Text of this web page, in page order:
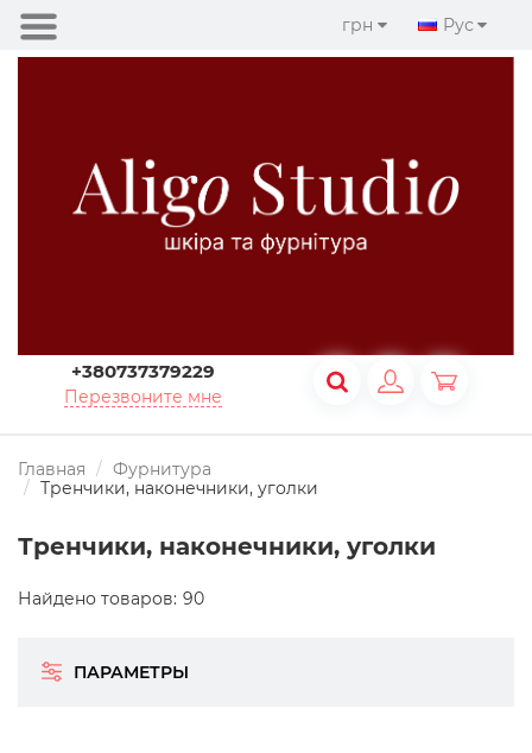
грн Рус
+380737379229
Перезвоните мне
Главная
Фурнитура
Тренчики, наконечники, уголки
Тренчики, наконечники, уголки
Найдено товаров: 90
ПАРАМЕТРЫ